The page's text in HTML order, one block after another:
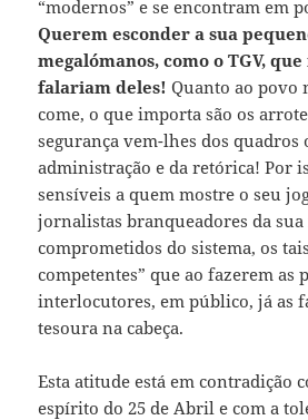
“modernos” e se encontram em
Querem esconder a sua
megalómanos, como o TGV,
falariam deles!Quanto ao povo
come, o que importa são os
segurança vem-lhes dos quadros
administração e da retórica! Por
sensíveis a quem mostre o seu
jornalistas branqueadores da
comprometidos do sistema, os
competentes” que ao fazerem as
interlocutores, em público, já as
tesoura na cabeça.
Esta atitude está em contradição
espírito do 25 de Abril e com a